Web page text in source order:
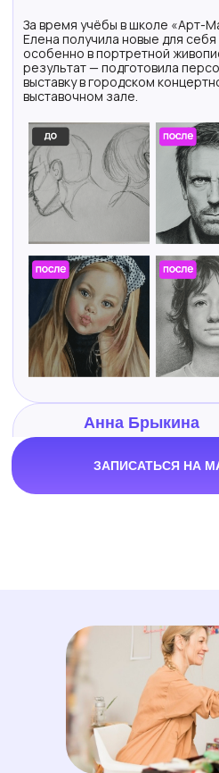
За время учёбы в школе «Арт-
Елена получила новые для себя
особенно в портретной
результат — подготовила
выставку в городском
выставочном зале.
Анна Брыкина
Казахстан, г.
свой уровень,который все
совершенствует, а еще
свою технику.
Стали поступать заказына
начала вести уроки
художественном кружке.
ЗАПИСАТЬСЯ НА